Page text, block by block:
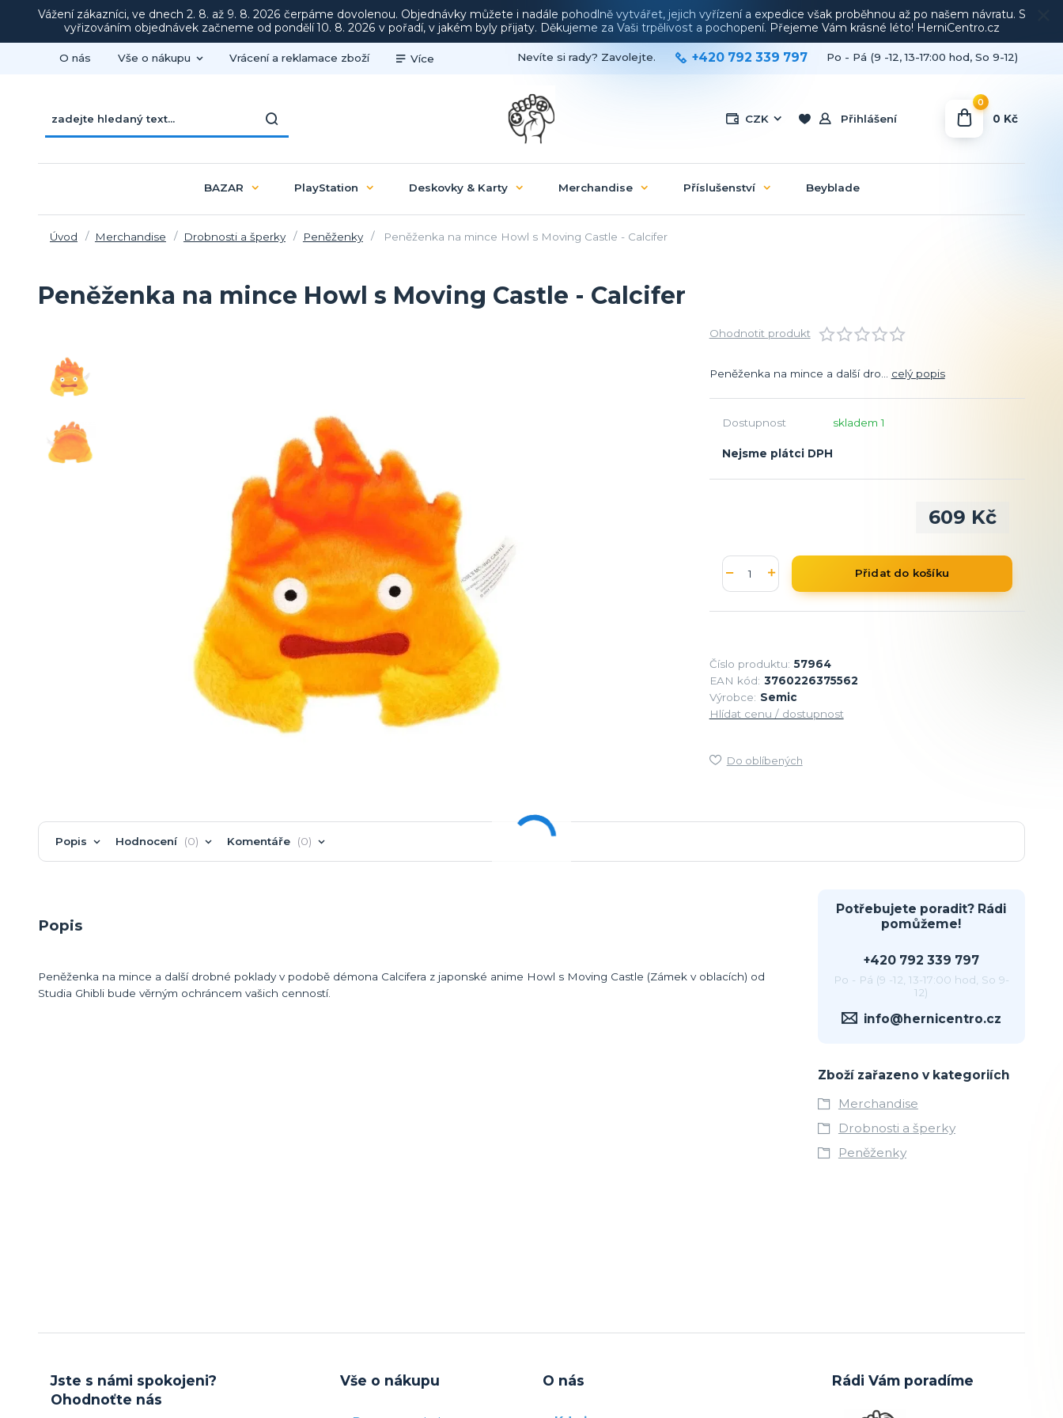
Vážení zákazníci, ve dnech 2. 8. až 9. 8. 2026 čerpáme dovolenou. Objednávky můžete i nadále pohodlně vytvářet, jejich vyřízení a expedice však proběhnou až po našem návratu. S
vyřizováním objednávek začneme od pondělí 10. 8. 2026 v pořadí, v jakém byly přijaty. Děkujeme za Vaši trpělivost a pochopení. Přejeme Vám krásné léto! HerniCentro.cz
O nás Vše o nákupu Vrácení a reklamace zboží Více
CZK Přihlášení
Nevíte si rady? Zavolejte. +420 792 339 797 Po - Pá (9 -12, 13-17:00 hod, So 9-12)
0
0 Kč
BAZAR PlayStation Deskovky & Karty Merchandise Příslušenství Beyblade
Úvod Merchandise Drobnosti a šperky Peněženky Peněženka na mince Howl s Moving Castle - Calcifer
Peněženka na mince Howl s Moving Castle - Calcifer
Ohodnotit produkt
Peněženka na mince a další dro... celý popis
Dostupnost skladem 1
Nejsme plátci DPH
609 Kč
Přidat do košíku
Číslo produktu: 57964
EAN kód: 3760226375562
Výrobce: Semic
Hlídat cenu / dostupnost
Do oblíbených
Popis Hodnocení 0 Komentáře 0
Popis
Peněženka na mince a další drobné poklady v podobě démona Calcifera z japonské anime Howl s Moving Castle (Zámek v oblacích) od
Studia Ghibli bude věrným ochráncem vašich cenností.
Potřebujete poradit? Rádi
pomůžeme!
+420 792 339 797
Po - Pá (9 -12, 13-17:00 hod, So 9-
12)
info@hernicentro.cz
Zboží zařazeno v kategoriích
Merchandise
Drobnosti a šperky
Peněženky
Jste s námi spokojeni?
Ohodnoťte nás
Vše o nákupu O nás Rádi Vám poradíme